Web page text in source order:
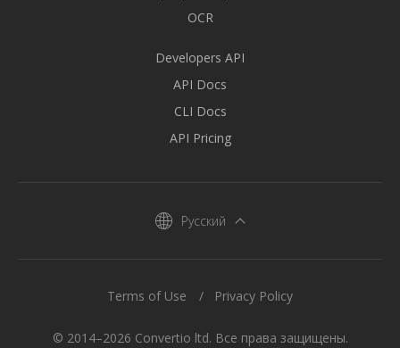
OCR
Developers API
API Docs
CLI Docs
API Pricing
Русский
© 2014–2026 Convertio ltd. Все права защищены.
Terms of Use Privacy Policy